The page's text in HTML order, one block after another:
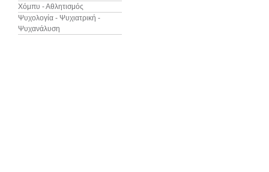
Χόμπυ - Αθλητισμός
Ψυχολογία - Ψυχιατρική -
Ψυχανάλυση